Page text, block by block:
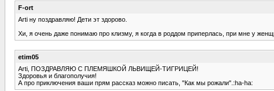
F-ort
Arti ну поздравляю! Дети эт здорово.
Хи, я очень даже понимаю про клизму, я когда в роддом приперлась, при мне у
etim05
Arti, ПОЗДРАВЛЯЮ С ПЛЕМЯШКОЙ ЛЬВИЩЕЙ-ТИГРИЦЕЙ!
Здоровья и благополучия!
А про приключения ваши прям рассказ можно писать, "Как мы рожали".:ha-ha: